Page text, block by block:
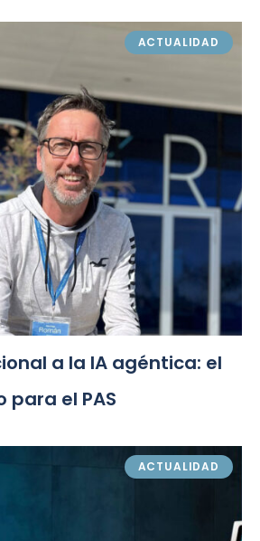
ACTUALIDAD
a la IA agéntica: el
para el PAS
ACTUALIDAD